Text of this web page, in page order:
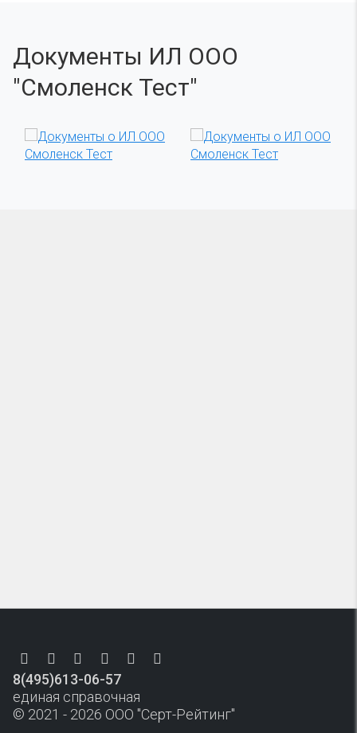
Документы ИЛ ООО
"Смоленск Тест"
8(495)613-06-57
единая справочная
© 2021 - 2026 ООО "Серт-Рейтинг"